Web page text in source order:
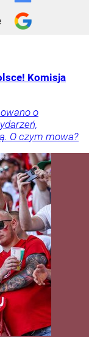
Komisja
o
O czym mowa?